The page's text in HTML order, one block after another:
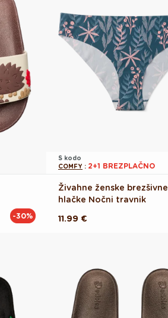
-30%
S kodo
COMFY : 2+1 BREZPLAČNO
Živahne ženske brezšivne
hlačke Nočni travnik
Redna
11.99 €